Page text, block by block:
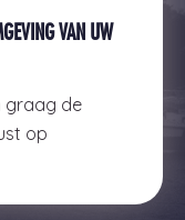
VAN UW
graag de
op